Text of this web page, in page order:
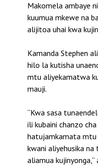
Makomela ambaye
kuumua mkewe na
alijitoa uhai kwa
Kamanda Stephen
hilo la kutisha
mtu aliyekamatwa
mauji.
“Kwa sasa
ili kubaini chanzo
hatujamkamata mtu
kwani aliyehusika
aliamua kujinyonga,”